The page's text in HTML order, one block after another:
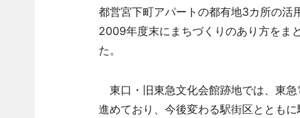
都営宮下町アパートの都有地3カ所の活
2009年度末にまちづくりのあり方をま
た。
東口・旧東急文化会館跡地では、東
進めており、今後変わる駅街区とともに